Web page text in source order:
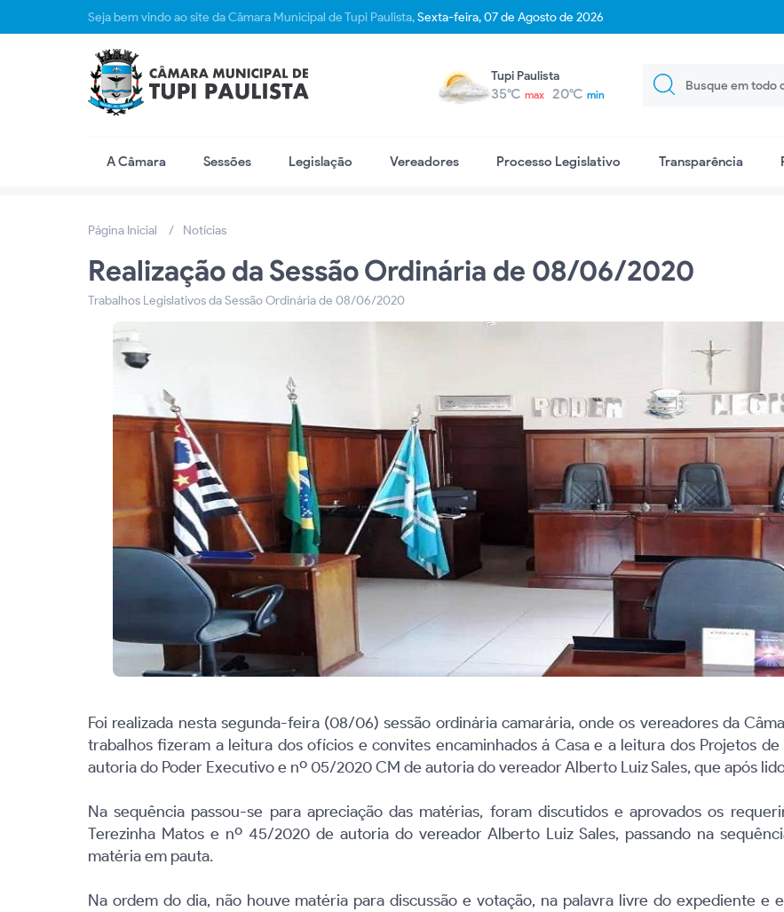
Seja bem vindo ao site da Câmara Municipal de Tupi Paulista,Sexta-feira, 07 de Agosto de 2026
Tupi Paulista
35°C max 20°C min
A Câmara Sessões Legislação Vereadores Processo Legislativo Transparência
Página Inicial Notícias
Realização da Sessão Ordinária de 08/06/2020
Trabalhos Legislativos da Sessão Ordinária de 08/06/2020
Foi realizada nesta segunda-feira (08/06) sessão ordinária camarária, onde os vereadores da
trabalhos fizeram a leitura dos ofícios e convites encaminhados á Casa e a leitura dos Projetos
autoria do Poder Executivo e nº 05/2020 CM de autoria do vereador Alberto Luiz Sales, que após
Na sequência passou-se para apreciação das matérias, foram discutidos e aprovados os
Terezinha Matos e nº 45/2020 de autoria do vereador Alberto Luiz Sales, passando na
matéria em pauta.
Na ordem do dia, não houve matéria para discussão e votação, na palavra livre do expediente e